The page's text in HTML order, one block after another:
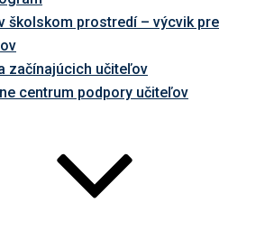
školskom prostredí – výcvik pre
začínajúcich učiteľov
centrum podpory učiteľov